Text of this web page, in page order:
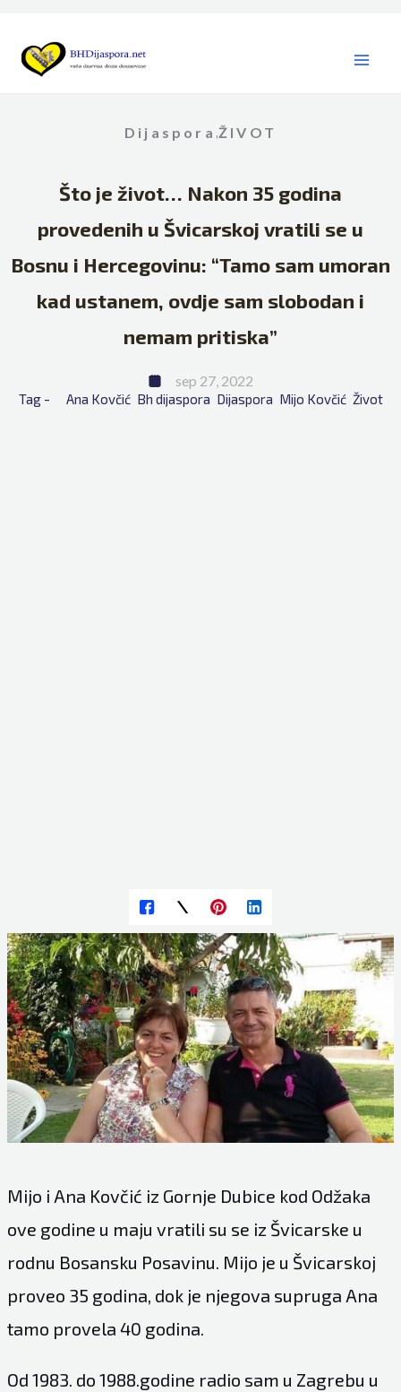
content
Dijaspora ,ŽIVOT
Što je život… Nakon 35 godina
provedenih u Švicarskoj vratili se u
Bosnu i Hercegovinu: “Tamo sam umoran
kad ustanem, ovdje sam slobodan i
nemam pritiska”
sep 27, 2022
Tag - Ana Kovčić Bh dijaspora Dijaspora Mijo Kovčić Život
Mijo i Ana Kovčić iz Gornje Dubice kod Odžaka
ove godine u maju vratili su se iz Švicarske u
rodnu Bosansku Posavinu. Mijo je u Švicarskoj
proveo 35 godina, dok je njegova supruga Ana
tamo provela 40 godina.
Od 1983. do 1988.godine radio sam u Zagrebu u